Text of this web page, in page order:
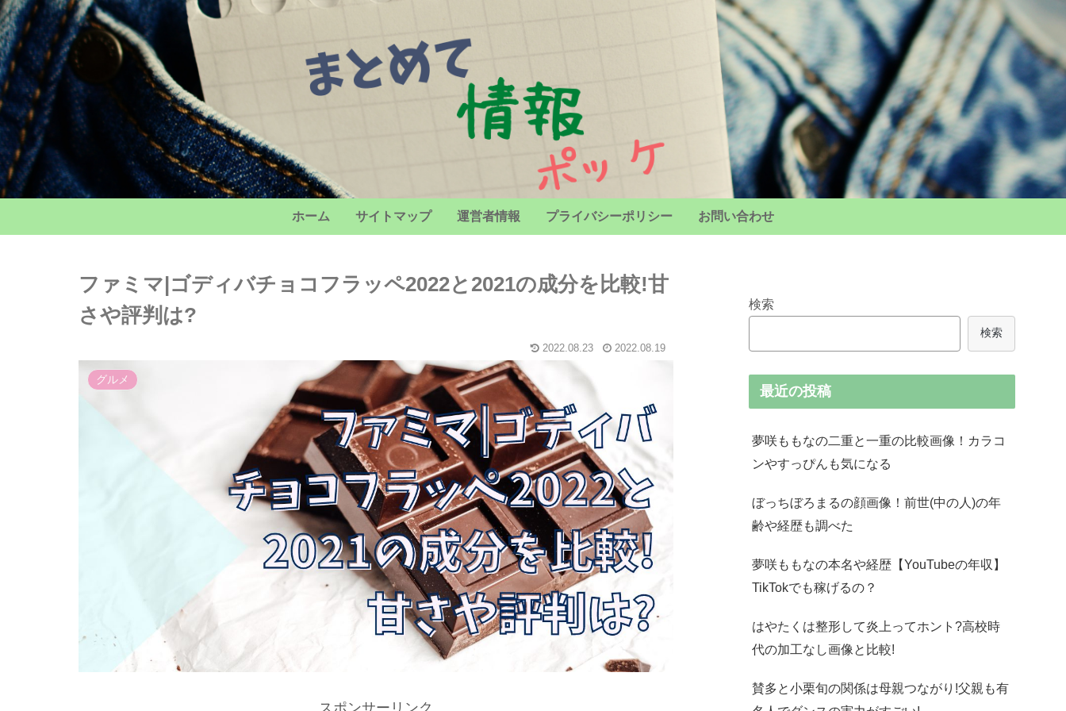
ホーム サイトマップ 運営者情報 プライバシーポリシー お問い合わせ
ファミマ|ゴディバチョコフラッペ2022と2021の成分を比較!甘
さや評判は?
2022.08.23 2022.08.19
グルメ
検索
検索
最近の投稿
夢咲ももなの二重と一重の比較画像！カラコ
ンやすっぴんも気になる
ぼっちぼろまるの顔画像！前世(中の人)の年
齢や経歴も調べた
夢咲ももなの本名や経歴【YouTubeの年収】
TikTokでも稼げるの？
はやたくは整形して炎上ってホント?高校時
代の加工なし画像と比較!
賛多と小栗旬の関係は母親つながり!父親も有